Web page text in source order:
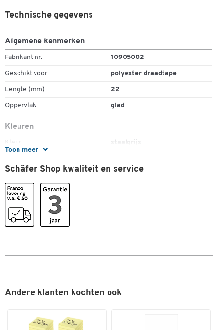
Toon meer
Technische gegevens
Algemene kenmerken
Fabrikant nr. 10905002
Geschikt voor polyester draadtape
Lengte (mm) 22
Oppervlak glad
Kleuren
Kleur staalgrijs
Afmetingen
Tapebreedte in mm
Schäfer Shop kwaliteit en service
Andere klanten kochten ook
Dubbelklik om in te zoomen